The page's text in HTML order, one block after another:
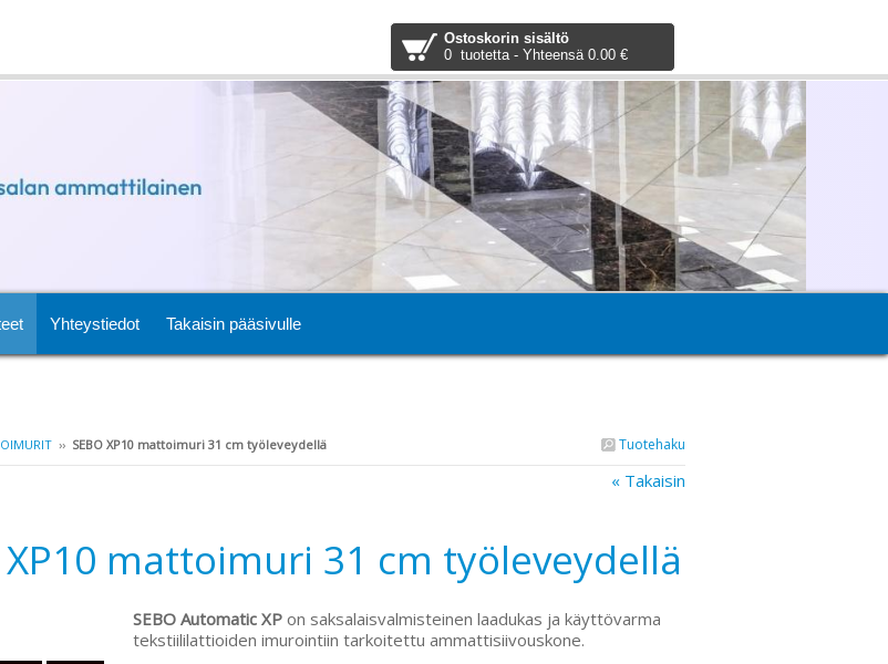
Ostoskorin sisältö
0 tuotetta - Yhteensä 0.00 €
Yhteystiedot Takaisin pääsivulle
Tuotehaku
›› SEBO XP10 mattoimuri 31 cm työleveydellä
« Takaisin
XP10 mattoimuri 31 cm työleveydellä
SEBO Automatic XP on saksalaisvalmisteinen laadukas ja käyttövarma
tekstiililattioiden imurointiin tarkoitettu ammattisiivouskone.